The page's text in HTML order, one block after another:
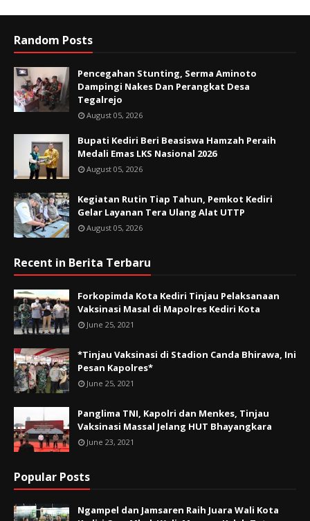
Random Posts
Pencegahan Stunting, Serma Aminoto
Dampingi Nakes Dan Perangkat Desa
Tegalrejo
August 05, 2026
Bupati Kediri Beri Beasiswa Hamzah Peraih
Medali Emas LKS Nasional 2026
August 05, 2026
Kegiatan Rutin Tiap Tahun, Pemkot Kediri
Gelar Layanan Tera Ulang Alat UTTP
August 05, 2026
Recent in Berita Terbaru
Forkopimda Kota Kediri Tinjau Pelaksanaan
Vaksinasi Masal di Mapolres Kediri Kota
June 25, 2021
*Tinjau Vaksinasi di Stadion Canda Bhirawa, Ini
Pesan Kapolres*
June 25, 2021
Panglima TNI, Kapolri dan Menkes, Tinjau
Vaksinasi Massal Jelang HUT Bhayangkara
June 23, 2021
Popular Posts
Ngampel dan Jamsaren Raih Juara Wali Kota